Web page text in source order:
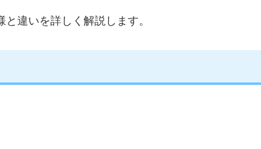
違いを詳しく解説します。